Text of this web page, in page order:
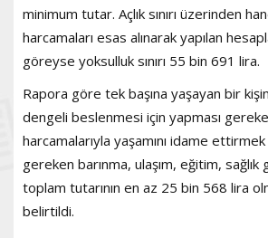
minimum tutar. Açlık sınırı üzerinden
harcamaları esas alınarak yapılan
göreyse yoksulluk sınırı 55 bin 691 lira.
Rapora göre tek başına yaşayan bir
dengeli beslenmesi için yapması
harcamalarıyla yaşamını idame ettirmek
gereken barınma, ulaşım, eğitim, sağlık
toplam tutarının en az 25 bin 568 lira
belirtildi.